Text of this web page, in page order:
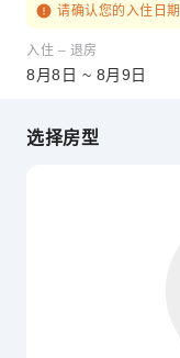
请确认您的入住日期
入住 – 退房
8月8日 ~ 8月9日
选择房型